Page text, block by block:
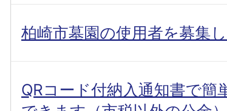
柏崎市墓園の使用者を募集
QRコード付納入通知書で簡